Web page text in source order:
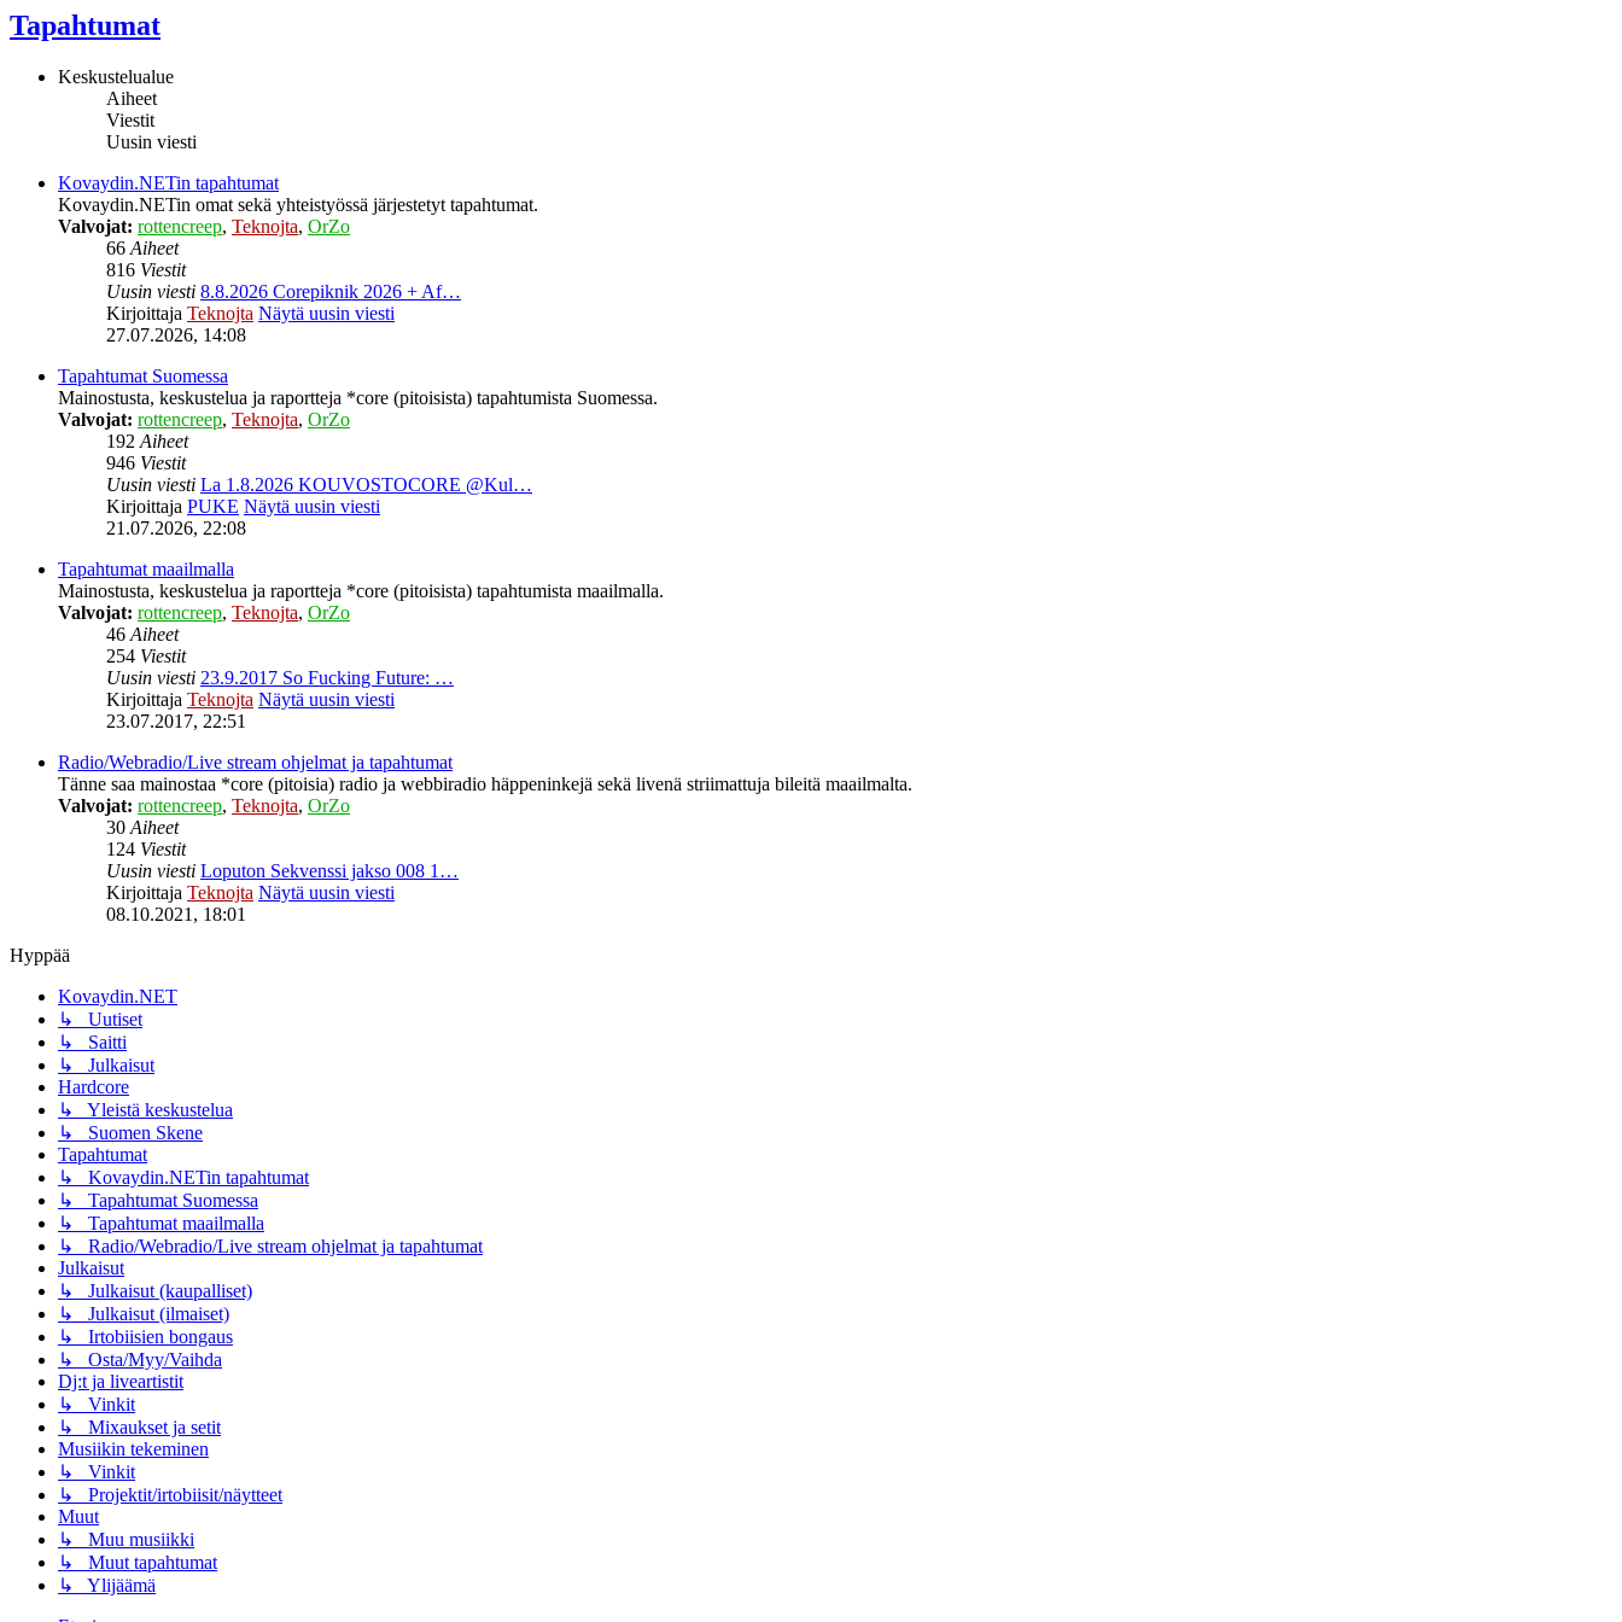
Tapahtumat
Keskustelualue
Aiheet
Viestit
Uusin viesti
Kovaydin.NETin tapahtumat
Kovaydin.NETin omat sekä yhteistyössä järjestetyt tapahtumat.
Valvojat: rottencreep, Teknojta, OrZo
66 Aiheet
816 Viestit
Uusin viesti 8.8.2026 Corepiknik 2026 + Af…
Kirjoittaja Teknojta Näytä uusin viesti
27.07.2026, 14:08
Tapahtumat Suomessa
Mainostusta, keskustelua ja raportteja *core (pitoisista) tapahtumista Suomessa.
Valvojat: rottencreep, Teknojta, OrZo
192 Aiheet
946 Viestit
Uusin viesti La 1.8.2026 KOUVOSTOCORE @Kul…
Kirjoittaja PUKE Näytä uusin viesti
21.07.2026, 22:08
Tapahtumat maailmalla
Mainostusta, keskustelua ja raportteja *core (pitoisista) tapahtumista maailmalla.
Valvojat: rottencreep, Teknojta, OrZo
46 Aiheet
254 Viestit
Uusin viesti 23.9.2017 So Fucking Future: …
Kirjoittaja Teknojta Näytä uusin viesti
23.07.2017, 22:51
Radio/Webradio/Live stream ohjelmat ja tapahtumat
Tänne saa mainostaa *core (pitoisia) radio ja webbiradio häppeninkejä sekä livenä striimattuja bileitä maailmalta.
Valvojat: rottencreep, Teknojta, OrZo
30 Aiheet
124 Viestit
Uusin viesti Loputon Sekvenssi jakso 008 1…
Kirjoittaja Teknojta Näytä uusin viesti
08.10.2021, 18:01
Hyppää
Kovaydin.NET
↳ Uutiset
↳ Saitti
↳ Julkaisut
Hardcore
↳ Yleistä keskustelua
↳ Suomen Skene
Tapahtumat
↳ Kovaydin.NETin tapahtumat
↳ Tapahtumat Suomessa
↳ Tapahtumat maailmalla
↳ Radio/Webradio/Live stream ohjelmat ja tapahtumat
Julkaisut
↳ Julkaisut (kaupalliset)
↳ Julkaisut (ilmaiset)
↳ Irtobiisien bongaus
↳ Osta/Myy/Vaihda
Dj:t ja liveartistit
↳ Vinkit
↳ Mixaukset ja setit
Musiikin tekeminen
↳ Vinkit
↳ Projektit/irtobiisit/näytteet
Muut
↳ Muu musiikki
↳ Muut tapahtumat
↳ Ylijäämä